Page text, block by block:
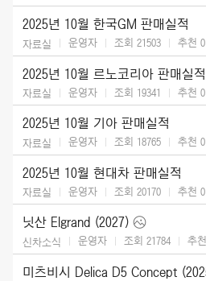
2025년 10월 한국GM 판매실적
자료실 운영자 조회 21503 추천 0
2025년 10월 르노코리아 판매실적
자료실 운영자 조회 19341 추천 0
2025년 10월 기아 판매실적
자료실 운영자 조회 18765 추천 0
2025년 10월 현대차 판매실적
자료실 운영자 조회 20170 추천 0
닛산 Elgrand (2027)
신차소식 운영자 조회 21784 추천
미츠비시 Delica D5 Concept